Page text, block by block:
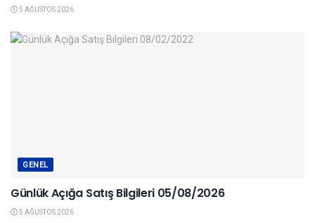
5 AĞUSTOS 2026
GENEL
Günlük Açığa Satış Bilgileri 05/08/2026
5 AĞUSTOS 2026